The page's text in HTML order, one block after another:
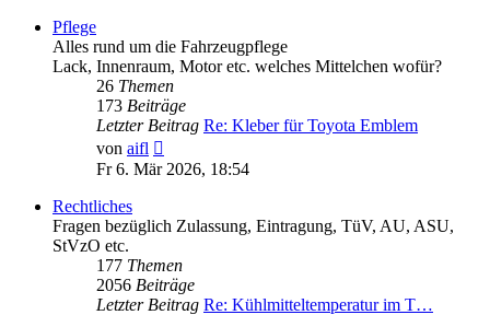
Pflege
Alles rund um die Fahrzeugpflege
Lack, Innenraum, Motor etc. welches Mittelchen wofür?
26 Themen
173 Beiträge
Letzter Beitrag Re: Kleber für Toyota Emblem
von aifl
Beitrag
Fr 6. Mär 2026, 18:54
Rechtliches
Fragen bezüglich Zulassung, Eintragung, TüV, AU, ASU,
StVzO etc.
177 Themen
2056 Beiträge
Letzter Beitrag Re: Kühlmitteltemperatur im T…